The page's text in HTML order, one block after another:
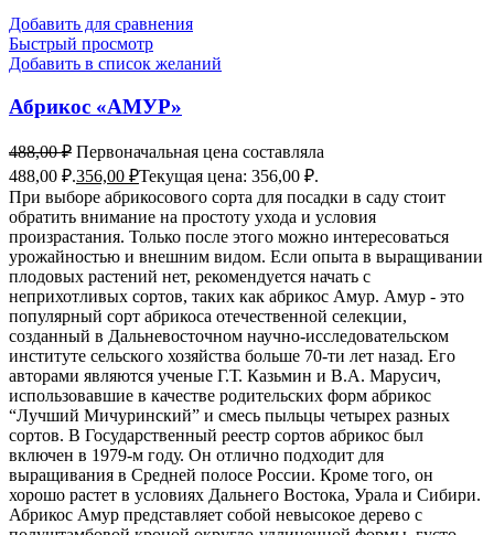
Добавить для сравнения
Быстрый просмотр
Добавить в список желаний
Абрикос «АМУР»
488,00₽ Первоначальная цена составляла
488,00 ₽.356,00 ₽Текущая цена: 356,00 ₽.
При выборе абрикосового сорта для посадки в саду стоит
обратить внимание на простоту ухода и условия
произрастания. Только после этого можно интересоваться
урожайностью и внешним видом. Если опыта в выращивании
плодовых растений нет, рекомендуется начать с
неприхотливых сортов, таких как абрикос Амур. Амур - это
популярный сорт абрикоса отечественной селекции,
созданный в Дальневосточном научно-исследовательском
институте сельского хозяйства больше 70-ти лет назад. Его
авторами являются ученые Г.Т. Казьмин и В.А. Марусич,
использовавшие в качестве родительских форм абрикос
“Лучший Мичуринский” и смесь пыльцы четырех разных
сортов. В Государственный реестр сортов абрикос был
включен в 1979-м году. Он отлично подходит для
выращивания в Средней полосе России. Кроме того, он
хорошо растет в условиях Дальнего Востока, Урала и Сибири.
Абрикос Амур представляет собой невысокое дерево с